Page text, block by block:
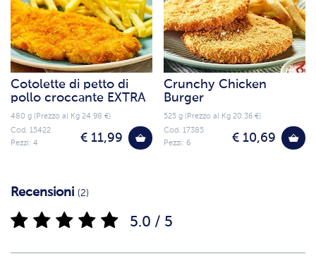
Cotolette di petto di
pollo croccante EXTRA
480 g (Prezzo al Kg 24.98 €)
€ 11,99
Cod. 15422
Pezzi: 4
Crunchy Chicken
Burger
525 g (Prezzo al Kg 20.36 €)
€ 10,69
Cod. 17385
Pezzi: 6
Recensioni (2)
5.0 / 5